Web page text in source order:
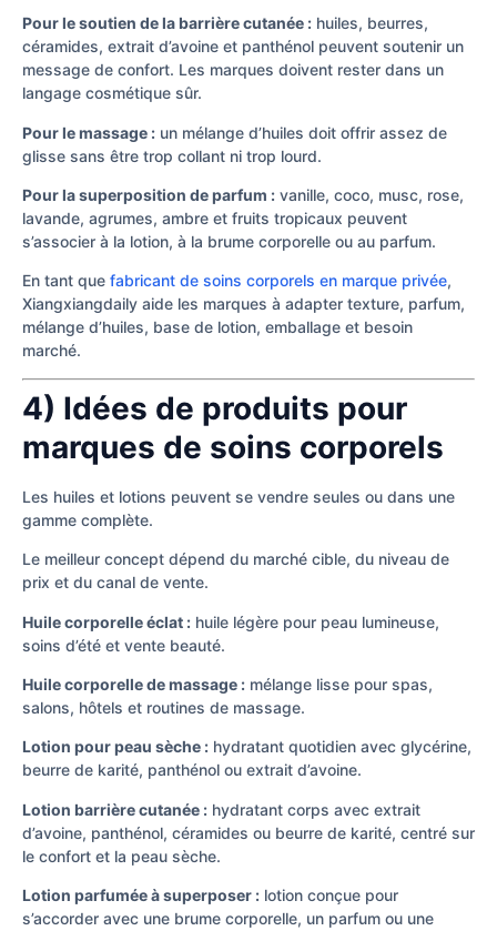
Pour le soutien de la barrière cutanée : huiles, beurres,
céramides, extrait d’avoine et panthénol peuvent soutenir un
message de confort. Les marques doivent rester dans un
langage cosmétique sûr.
Pour le massage : un mélange d’huiles doit offrir assez de
glisse sans être trop collant ni trop lourd.
Pour la superposition de parfum : vanille, coco, musc, rose,
lavande, agrumes, ambre et fruits tropicaux peuvent
s’associer à la lotion, à la brume corporelle ou au parfum.
En tant que fabricant de soins corporels en marque privée,
Xiangxiangdaily aide les marques à adapter texture, parfum,
mélange d’huiles, base de lotion, emballage et besoin
marché.
4) Idées de produits pour
marques de soins corporels
Les huiles et lotions peuvent se vendre seules ou dans une
gamme complète.
Le meilleur concept dépend du marché cible, du niveau de
prix et du canal de vente.
Huile corporelle éclat : huile légère pour peau lumineuse,
soins d’été et vente beauté.
Huile corporelle de massage : mélange lisse pour spas,
salons, hôtels et routines de massage.
Lotion pour peau sèche : hydratant quotidien avec glycérine,
beurre de karité, panthénol ou extrait d’avoine.
Lotion barrière cutanée : hydratant corps avec extrait
d’avoine, panthénol, céramides ou beurre de karité, centré sur
le confort et la peau sèche.
Lotion parfumée à superposer : lotion conçue pour
s’accorder avec une brume corporelle, un parfum ou une